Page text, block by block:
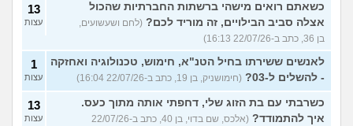
כשאתם רואים מישהי ברשתות החברתיות שהכול
אצלה סביב הבילויים, זה מוריד לכם? (לחם ושעשועים,
בן 36, כתב ב-22/07/26 16:13)
13
עצות
לאנשים ששירתו בחיל הטנ"א, חימוש, טכנולוגיה ואחזקה
- להשלים ל-03?
(חימושניק, בן 19, כתב ב-22/07/26 16:04)
1
עצות
כשרבתי עם בת הזוג שלי, דחפתי אותה מתוך כעס.
איך להתמודד?
(אלכס, שם בדוי, בן 40, כתב ב-22/07/26
13
עצות